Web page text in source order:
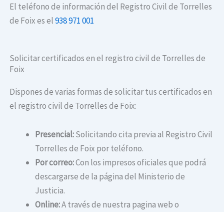
El teléfono de información del Registro Civil de Torrelles
de Foix es el938 971 001
Solicitar certificados en el registro civil de Torrelles de
Foix
Dispones de varias formas de solicitar tus certificados en
el registro civil de Torrelles de Foix:
Presencial:Solicitando cita previa al Registro Civil
Torrelles de Foix por teléfono.
Por correo:Con los impresos oficiales que podrá
descargarse de la página del Ministerio de
Justicia.
Online:A través de nuestra pagina web o